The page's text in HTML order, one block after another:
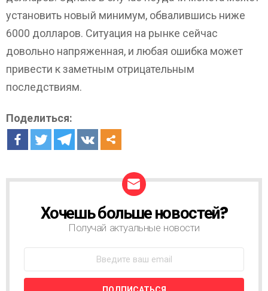
установить новый минимум, обвалившись ниже
6000 долларов. Ситуация на рынке сейчас
довольно напряженная, и любая ошибка может
привести к заметным отрицательным
последствиям.
Поделиться:
О
Т
Н
Хочешь больше новостей?
Получай актуальные новости